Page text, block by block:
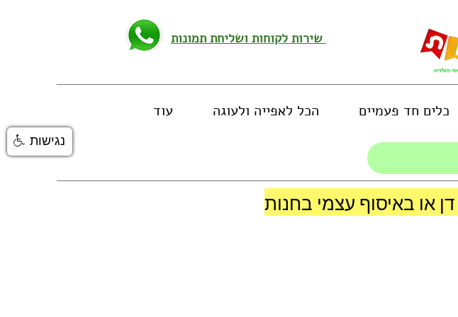
כלים חד פעמיים הכל לאפייה ולעוגה עוד
נגישות